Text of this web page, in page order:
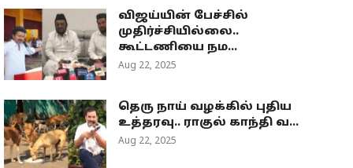
விஜய்யின் பேச்சில்
முதிர்ச்சியில்லை..
கூட்டணியை நம...
Aug 22, 2025
தெரு நாய் வழக்கில் புதிய
உத்தரவு.. ராகுல் காந்தி வ...
Aug 22, 2025